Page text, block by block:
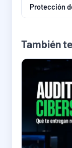
Protección
También